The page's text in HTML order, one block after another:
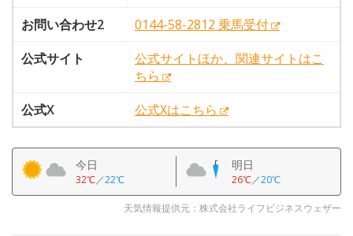
お問い合わせ2
0144-58-2812 乗馬受付
公式サイト
公式サイトほか、関連サイトはこ
ちら
公式X
公式Xはこちら
今日
32℃／22℃
明日
26℃／20℃
天気情報提供元：株式会社ライフビジネスウェザー